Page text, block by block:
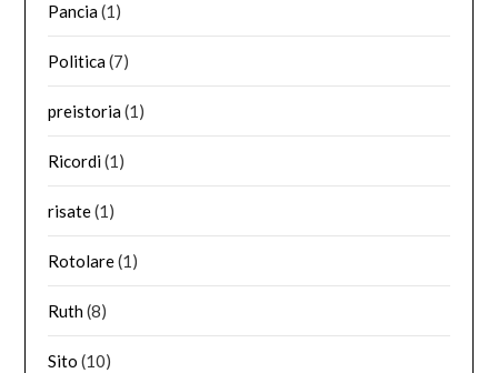
Pancia(1)
Politica(7)
preistoria(1)
Ricordi(1)
risate(1)
Rotolare(1)
Ruth(8)
Sito (10)